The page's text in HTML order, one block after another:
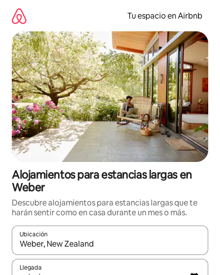
contenido
Tu espacio en Airbnb
Alojamientos para estancias largas en
Weber
Descubre alojamientos para estancias largas que te
harán sentir como en casa durante un mes o más.
Ubicación
Cuando los resultados estén disponibles, podrás navegar
Llegada